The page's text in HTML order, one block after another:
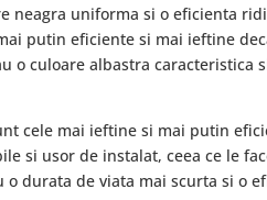
neagra uniforma si o eficienta
putin eficiente si mai ieftine
o culoare albastra
cele mai ieftine si mai putin
si usor de instalat, ceea ce le
durata de viata mai scurta si o